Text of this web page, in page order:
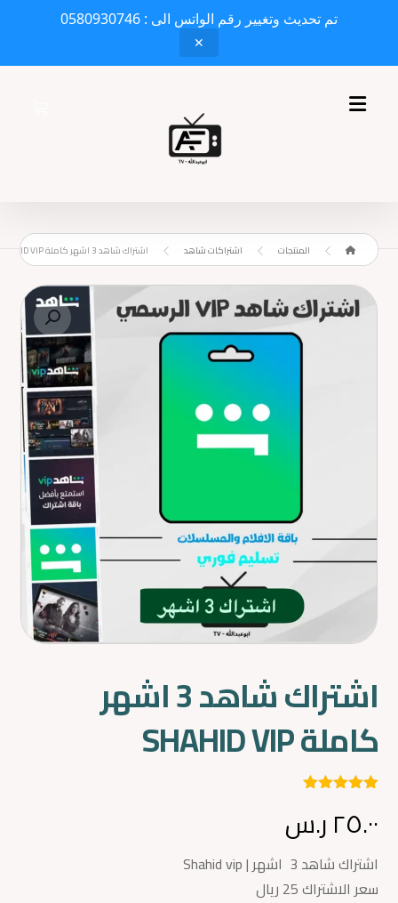
تم تحديث وتغيير رقم الواتس الى : 0580930746
✕
المنتجات اشتراكات شاهد اشتراك شاهد 3 اشهر كاملة SHAHID VIP
Enlarge the image
اشتراك شاهد 3 اشهر
كاملة SHAHID VIP
5.00
بناءً على
واحد
٢٥.٠٠ر.س
اشتراك شاهد 3 اشهر | Shahid vip
سعر الاشتراك 25 ريال